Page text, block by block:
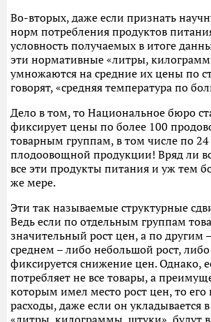
Во-вторых, даже если признать
норм потребления продуктов
условность получаемых в итоге
эти нормативные «литры,
умножаются на средние их цены по
говорят, «средняя температура по
Дело в том, то Национальное бюро
фиксирует цены по более 100
товарным группам, в том числе по
плодоовощной продукции! Вряд ли
все эти продукты питания и уж тем
же мере.
Эти так называемые структурные
Ведь если по отдельным группам
значительный рост цен, а по другим
среднем – либо небольшой рост,
фиксируется снижение цен. Однако,
потребляет не все товары, а
которым имел место рост цен, то
расходы, даже если он укладывается
«литры, килограммы, штуки», будут